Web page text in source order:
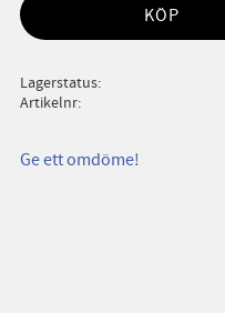
KÖP
Lagerstatus
Artikelnr
Ge ett omdöme!